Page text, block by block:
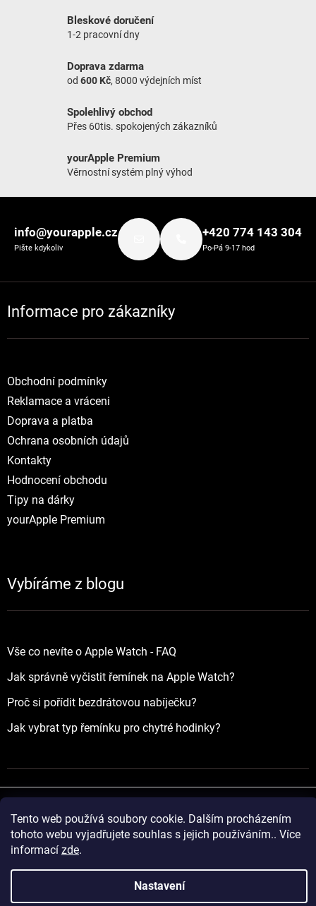
Tento web používá soubory cookie. Dalším procházením
tohoto webu vyjadřujete souhlas s jejich používáním.. Více
informací zde.
Nastavení
Bleskové doručení
1-2 pracovní dny
Doprava zdarma
od 600 Kč, 8000 výdejních míst
Spolehlivý obchod
Přes 60tis. spokojených zákazníků
yourApple Premium
Věrnostní systém plný výhod
info@yourapple.cz
Pište kdykoliv
+420 774 143 304
Po-Pá 9-17 hod
Informace pro zákazníky
Obchodní podmínky
Reklamace a vráceni
Doprava a platba
Ochrana osobních údajů
Kontakty
Hodnocení obchodu
Tipy na dárky
yourApple Premium
Vybíráme z blogu
Vše co nevíte o Apple Watch - FAQ
Jak správně vyčistit řemínek na Apple Watch?
Proč si pořídit bezdrátovou nabíječku?
Jak vybrat typ řemínku pro chytré hodinky?
Vytvořil Shoptet